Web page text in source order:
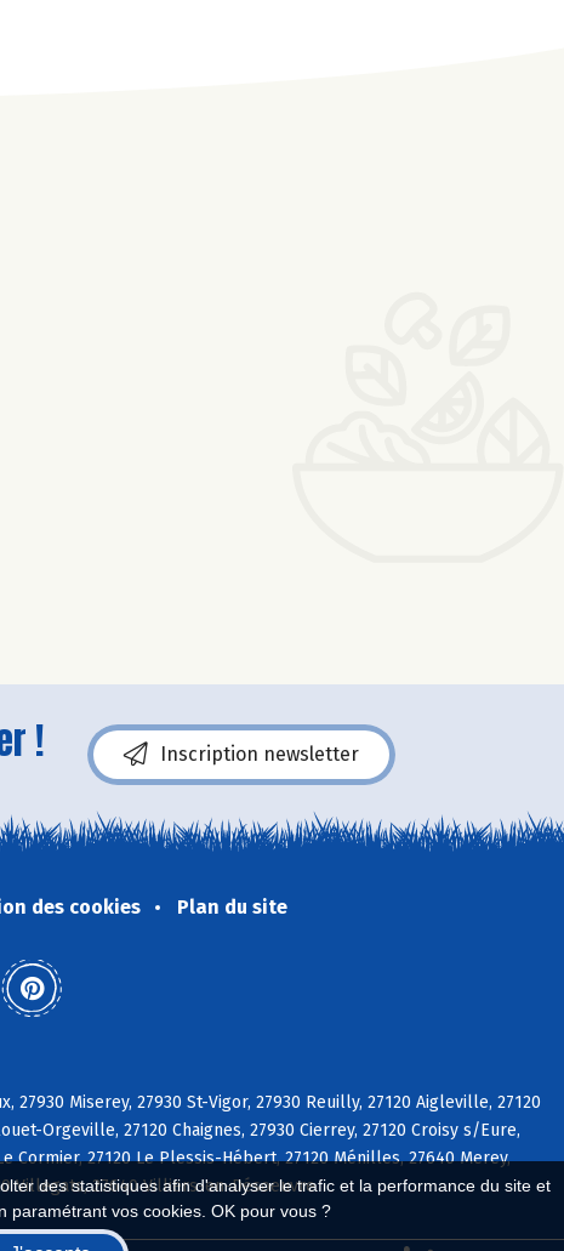
des statistiques afin d'analyser le trafic et la performance du site et
paramétrant vos cookies. OK pour vous ?
! Inscription newsletter
des cookies Plan du site
27930 Miserey, 27930 St-Vigor, 27930 Reuilly, 27120 Aigleville, 27120
Orgeville, 27120 Chaignes, 27930 Cierrey, 27120 Croisy s/Eure,
Cormier, 27120 Le Plessis-Hébert, 27120 Ménilles, 27640 Merey,
Villegats, 27640 Villiers-en-Désoeuvre